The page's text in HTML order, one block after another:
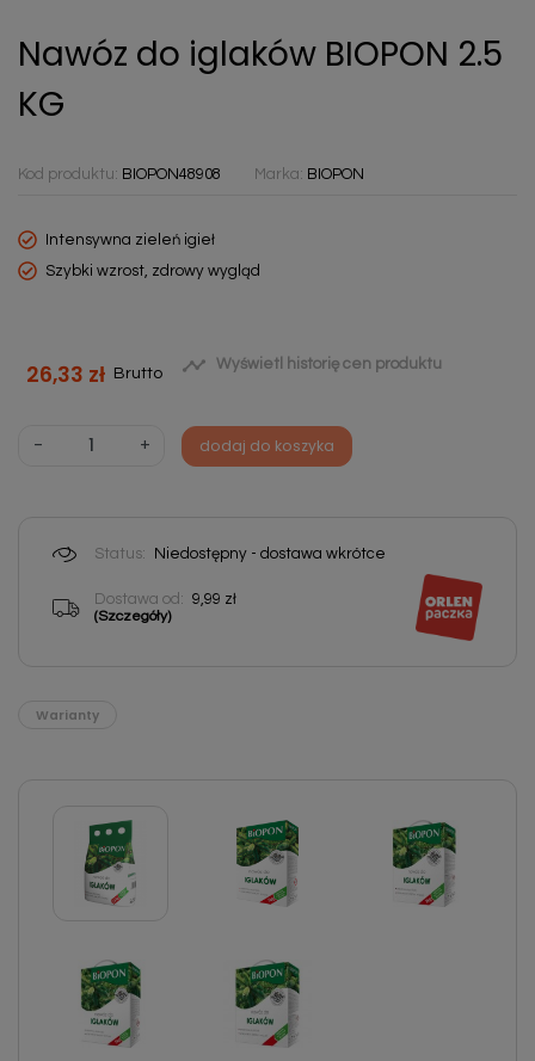
Nawóz do iglaków BIOPON 2.5
KG
Kod produktu: BIOPON48908 Marka: BIOPON
Intensywna zieleń igieł
Szybki wzrost, zdrowy wygląd
26,33 zł Brutto  Wyświetl historię cen produktu
- + dodaj do koszyka
Status: Niedostępny - dostawa wkrótce
Dostawa od: 9,99 zł
(Szczegóły)
Warianty